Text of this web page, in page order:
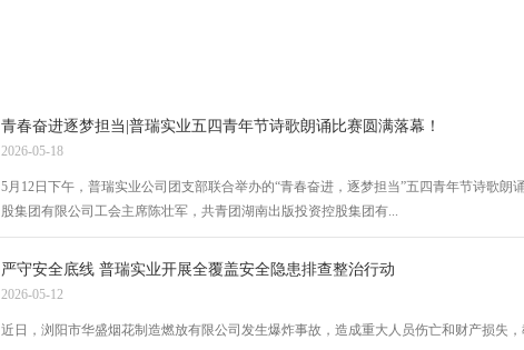
青春奋进逐梦担当|普瑞实业五四青年节诗歌朗诵比赛圆满落幕！
2026-05-18
5月12日下午，普瑞实业公司团支部联合举办的“青春奋进，逐梦担当”五四青年节诗歌
股集团有限公司工会主席陈壮军，共青团湖南出版投资控股集团有...
严守安全底线 普瑞实业开展全覆盖安全隐患排查整治行动
2026-05-12
近日，浏阳市华盛烟花制造燃放有限公司发生爆炸事故，造成重大人员伤亡和财产损失，